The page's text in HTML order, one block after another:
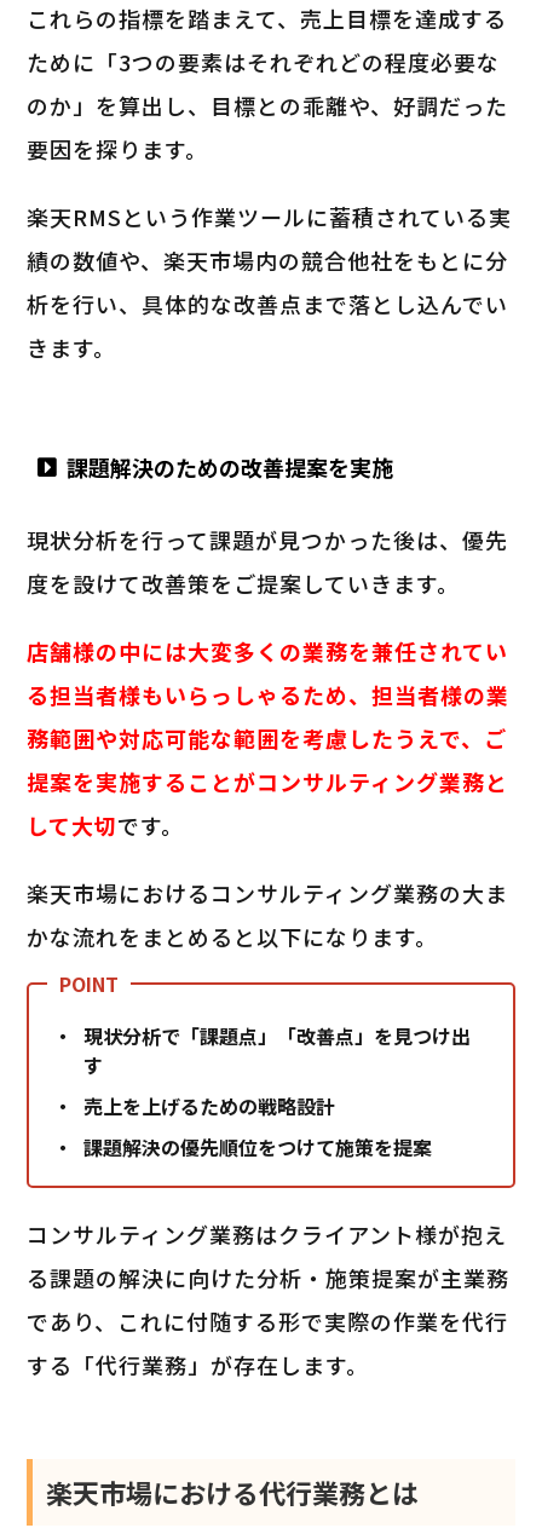
これらの指標を踏まえて、売上目標を達成する
ために「3つの要素はそれぞれどの程度必要な
のか」を算出し、目標との乖離や、好調だった
要因を探ります。
楽天RMSという作業ツールに蓄積されている実
績の数値や、楽天市場内の競合他社をもとに分
析を行い、具体的な改善点まで落とし込んでい
きます。
課題解決のための改善提案を実施
現状分析を行って課題が見つかった後は、優先
度を設けて改善策をご提案していきます。
店舗様の中には大変多くの業務を兼任されてい
る担当者様もいらっしゃるため、担当者様の業
務範囲や対応可能な範囲を考慮したうえで、ご
提案を実施することがコンサルティング業務と
して大切です。
楽天市場におけるコンサルティング業務の大ま
かな流れをまとめると以下になります。
現状分析で「課題点」「改善点」を見つけ出
す
売上を上げるための戦略設計
課題解決の優先順位をつけて施策を提案
コンサルティング業務はクライアント様が抱え
る課題の解決に向けた分析・施策提案が主業務
であり、これに付随する形で実際の作業を代行
する「代行業務」が存在します。
楽天市場における代行業務とは